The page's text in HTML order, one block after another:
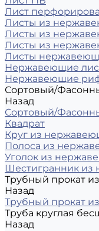
Лист
Листы из
Листы из
Листы из
Листы
Нержавеющие
Нержавеющие
Сортовый/
Назад
Сортовый/
Квадрат
Круг из
Полоса из
Уголок из
Шестигранник из
Трубный прокат
Назад
Трубный прокат
Труба круглая
Назад